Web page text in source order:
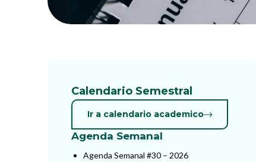
Calendario Semestral
Ir a calendario academico
Agenda Semanal
Agenda Semanal #30 – 2026